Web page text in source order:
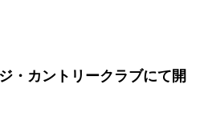
・カントリークラブにて開